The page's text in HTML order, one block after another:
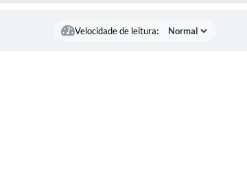
Velocidade de leitura: